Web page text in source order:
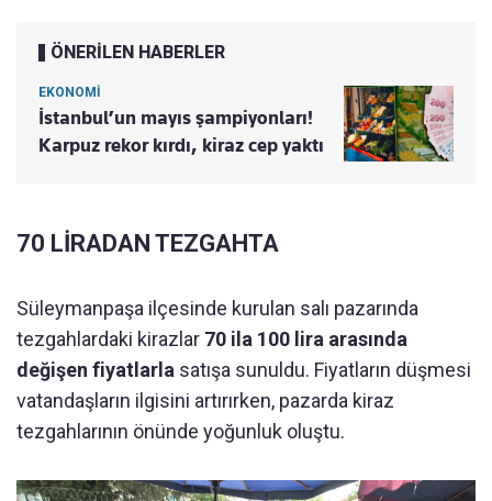
ÖNERİLEN HABERLER
EKONOMİ
İstanbul’un mayıs şampiyonları!
Karpuz rekor kırdı, kiraz cep yaktı
70 LİRADAN TEZGAHTA
Süleymanpaşa ilçesinde kurulan salı pazarında
tezgahlardaki kirazlar 70 ila 100 lira arasında
değişen fiyatlarla satışa sunuldu. Fiyatların düşmesi
vatandaşların ilgisini artırırken, pazarda kiraz
tezgahlarının önünde yoğunluk oluştu.